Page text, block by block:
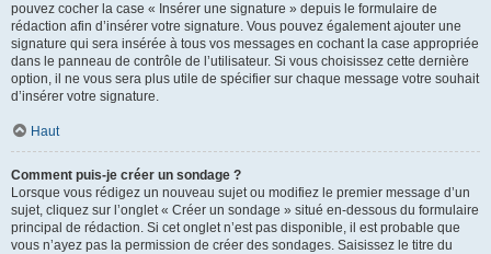
pouvez cocher la case « Insérer une signature » depuis le formulaire de
rédaction afin d’insérer votre signature. Vous pouvez également ajouter une
signature qui sera insérée à tous vos messages en cochant la case appropriée
dans le panneau de contrôle de l’utilisateur. Si vous choisissez cette dernière
option, il ne vous sera plus utile de spécifier sur chaque message votre souhait
d’insérer votre signature.
Haut
Comment puis-je créer un sondage ?
Lorsque vous rédigez un nouveau sujet ou modifiez le premier message d’un
sujet, cliquez sur l’onglet « Créer un sondage » situé en-dessous du formulaire
principal de rédaction. Si cet onglet n’est pas disponible, il est probable que
vous n’ayez pas la permission de créer des sondages. Saisissez le titre du